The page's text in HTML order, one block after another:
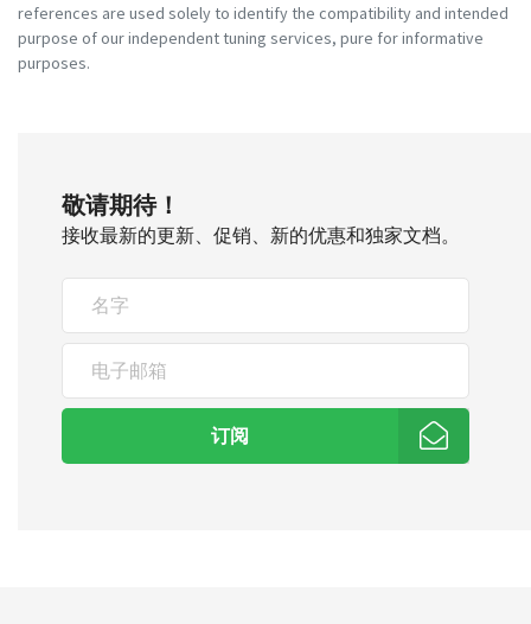
references are used solely to identify the compatibility and intended
purpose of our independent tuning services, pure for informative
purposes.
敬请期待！
接收最新的更新、促销、新的优惠和独家文档。
订阅